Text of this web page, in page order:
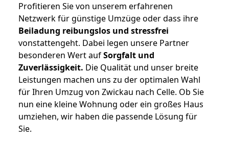
Profitieren Sie von unserem erfahrenen
Netzwerk für günstige Umzüge oder dass ihre
Beiladung reibungslos und stressfrei
vonstattengeht. Dabei legen unsere Partner
besonderen Wert aufSorgfalt und
Zuverlässigkeit. Die Qualität und unser breite
Leistungen machen uns zu der optimalen Wahl
für Ihren Umzug von Zwickau nach Celle. Ob Sie
nun eine kleine Wohnung oder ein großes Haus
umziehen, wir haben die passende Lösung für
Sie.